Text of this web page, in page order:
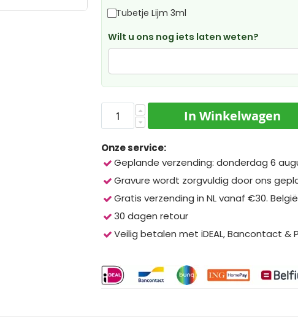
Tubetje Lijm 3ml
Wilt u ons nog iets laten weten?
In Winkelwagen
Onze service:
Geplande verzending: donderdag 6
Gravure wordt zorgvuldig door ons
Gratis verzending in NL vanaf €30.
30 dagen retour
Veilig betalen met iDEAL, Bancontact &